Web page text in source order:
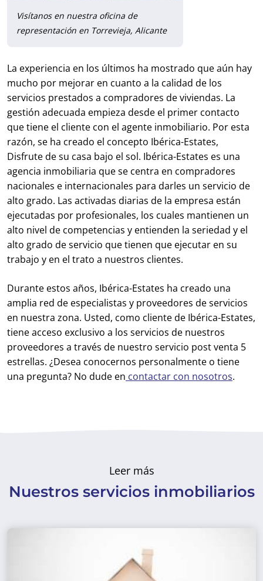
Visítanos en nuestra oficina de
representación en Torrevieja, Alicante
La experiencia en los últimos ha mostrado que aún hay
mucho por mejorar en cuanto a la calidad de los
servicios prestados a compradores de viviendas. La
gestión adecuada empieza desde el primer contacto
que tiene el cliente con el agente inmobiliario. Por esta
razón, se ha creado el concepto Ibérica-Estates,
Disfrute de su casa bajo el sol. Ibérica-Estates es una
agencia inmobiliaria que se centra en compradores
nacionales e internacionales para darles un servicio de
alto grado. Las activadas diarias de la empresa están
ejecutadas por profesionales, los cuales mantienen un
alto nivel de competencias y entienden la seriedad y el
alto grado de servicio que tienen que ejecutar en su
trabajo y en el trato a nuestros clientes.
Durante estos años, Ibérica-Estates ha creado una
amplia red de especialistas y proveedores de servicios
en nuestra zona. Usted, como cliente de Ibérica-Estates,
tiene acceso exclusivo a los servicios de nuestros
proveedores a través de nuestro servicio post venta 5
estrellas. ¿Desea conocernos personalmente o tiene
una pregunta? No dude en contactar con nosotros.
Leer más
Nuestros servicios inmobiliarios